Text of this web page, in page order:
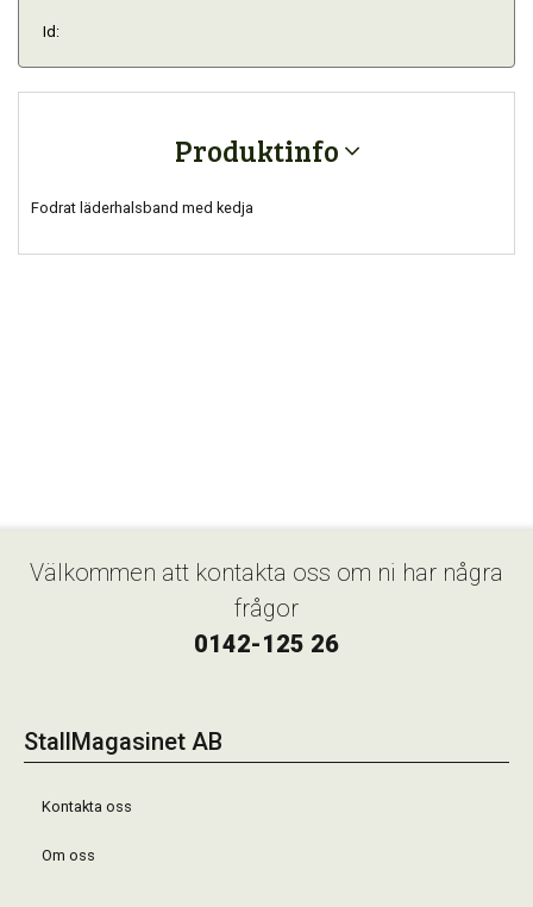
Id:
Produktinfo
Fodrat läderhalsband med kedja
Välkommen att kontakta oss om ni har några
frågor
0142-125 26
StallMagasinet AB
Kontakta oss
Om oss